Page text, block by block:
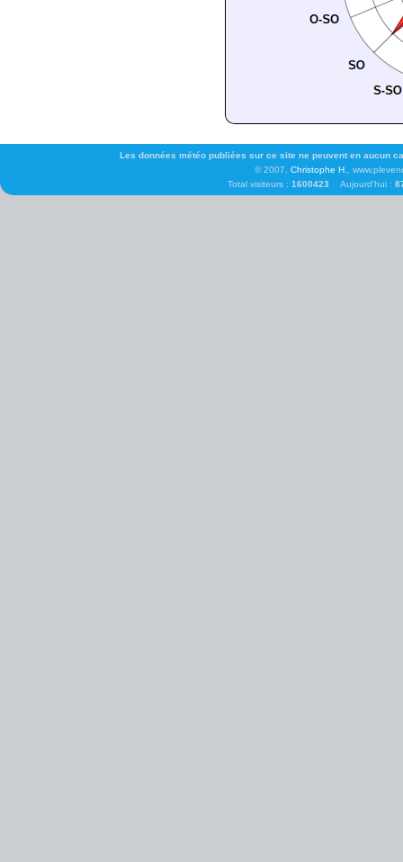
Les données météo publiées sur ce site ne peuvent en aucun
© 2007,Christophe H.,
Total visiteurs : 1600423 Aujourd'hui :